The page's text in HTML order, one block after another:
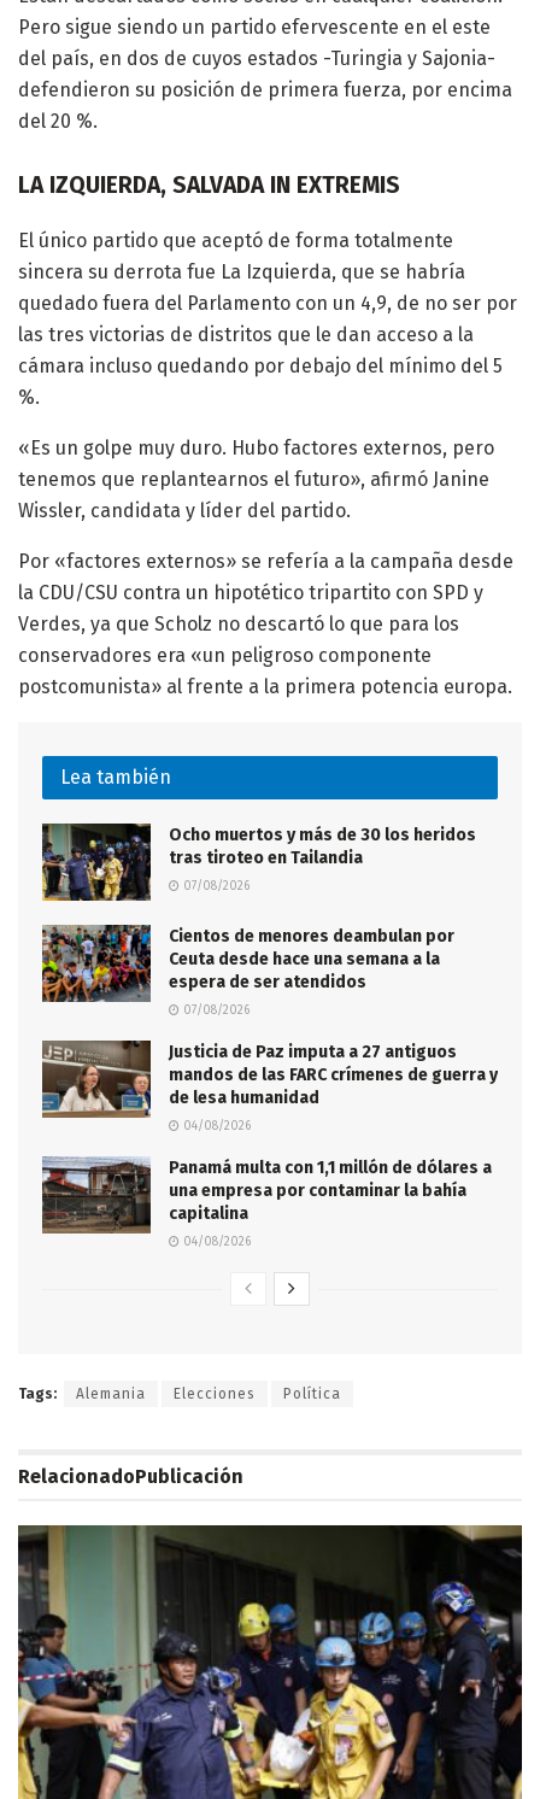
Pero sigue siendo un partido efervescente en el este
del país, en dos de cuyos estados -Turingia y Sajonia-
defendieron su posición de primera fuerza, por encima
del 20 %.
LA IZQUIERDA, SALVADA IN EXTREMIS
El único partido que aceptó de forma totalmente
sincera su derrota fue La Izquierda, que se habría
quedado fuera del Parlamento con un 4,9, de no ser por
las tres victorias de distritos que le dan acceso a la
cámara incluso quedando por debajo del mínimo del 5
%.
«Es un golpe muy duro. Hubo factores externos, pero
tenemos que replantearnos el futuro», afirmó Janine
Wissler, candidata y líder del partido.
Por «factores externos» se refería a la campaña desde
la CDU/CSU contra un hipotético tripartito con SPD y
Verdes, ya que Scholz no descartó lo que para los
conservadores era «un peligroso componente
postcomunista» al frente a la primera potencia europa.
Lea también
Ocho muertos y más de 30 los heridos
tras tiroteo en Tailandia
07/08/2026
Cientos de menores deambulan por
Ceuta desde hace una semana a la
espera de ser atendidos
07/08/2026
Justicia de Paz imputa a 27 antiguos
mandos de las FARC crímenes de guerra y
de lesa humanidad
04/08/2026
Panamá multa con 1,1 millón de dólares a
una empresa por contaminar la bahía
capitalina
04/08/2026
Tags: Alemania Elecciones Política
RelacionadoPublicación